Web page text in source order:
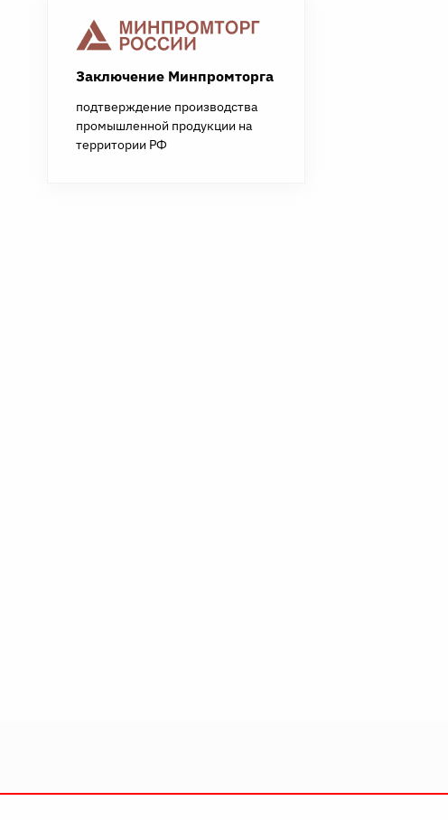
Заключение Минпромторга
подтверждение производства
промышленной продукции на
территории РФ